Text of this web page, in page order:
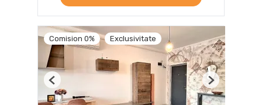
Comision 0% Exclusivitate
Previous Next